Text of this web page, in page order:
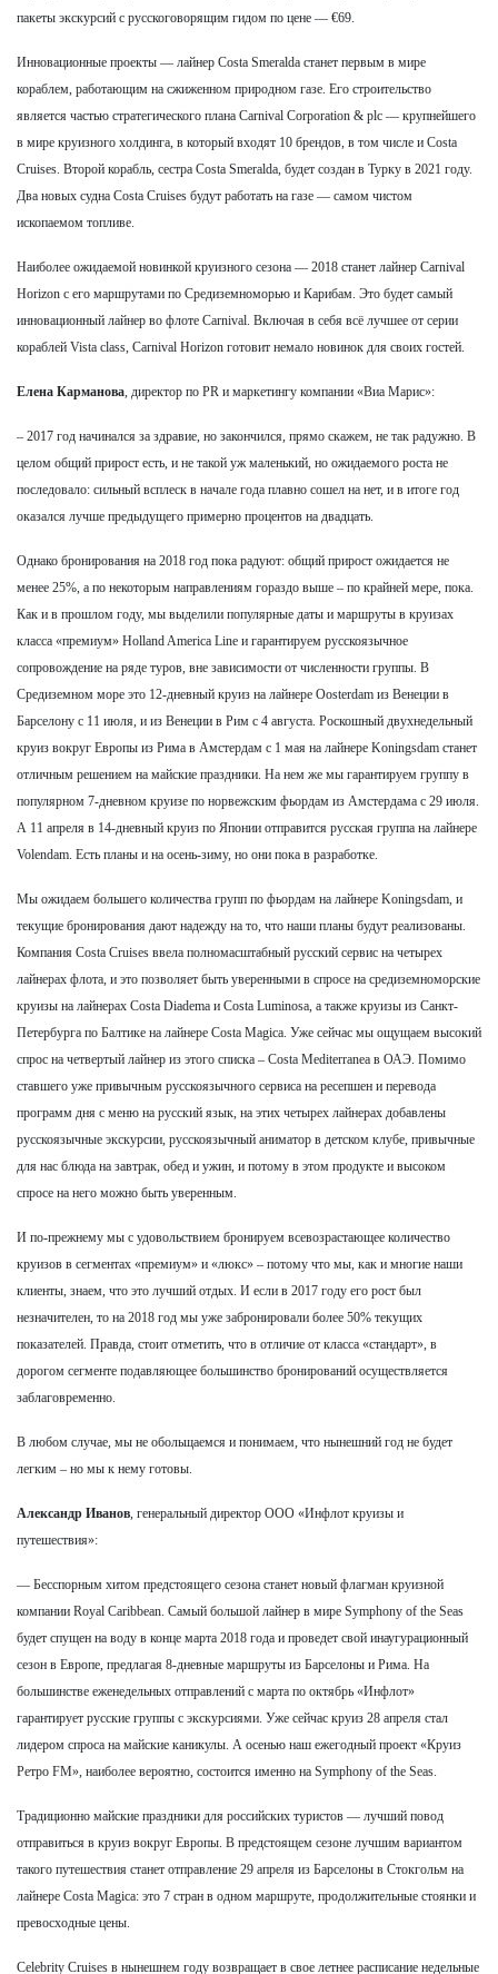
пакеты экскурсий с русскоговорящим гидом по цене — €69.
Инновационные проекты — лайнер Costa Smeralda станет первым в мире
кораблем, работающим на сжиженном природном газе. Его строительство
является частью стратегического плана Carnival Corporation & plc — крупнейшего
в мире круизного холдинга, в который входят 10 брендов, в том числе и Costa
Cruises. Второй корабль, сестра Costa Smeralda, будет создан в Турку в 2021 году.
Два новых судна Costa Cruises будут работать на газе — самом чистом
ископаемом топливе.
Наиболее ожидаемой новинкой круизного сезона — 2018 станет лайнер Carnival
Horizon с его маршрутами по Средиземноморью и Карибам. Это будет самый
инновационный лайнер во флоте Carnival. Включая в себя всё лучшее от серии
кораблей Vista class, Carnival Horizon готовит немало новинок для своих гостей.
Елена Карманова , директор по PR и маркетингу компании «Виа Марис»:
– 2017 год начинался за здравие, но закончился, прямо скажем, не так радужно. В
целом общий прирост есть, и не такой уж маленький, но ожидаемого роста не
последовало: сильный всплеск в начале года плавно сошел на нет, и в итоге год
оказался лучше предыдущего примерно процентов на двадцать.
Однако бронирования на 2018 год пока радуют: общий прирост ожидается не
менее 25%, а по некоторым направлениям гораздо выше – по крайней мере, пока.
Как и в прошлом году, мы выделили популярные даты и маршруты в круизах
класса «премиум» Holland America Line и гарантируем русскоязычное
сопровождение на ряде туров, вне зависимости от численности группы. В
Средиземном море это 12-дневный круиз на лайнере Oosterdam из Венеции в
Барселону с 11 июля, и из Венеции в Рим с 4 августа. Роскошный двухнедельный
круиз вокруг Европы из Рима в Амстердам с 1 мая на лайнере Koningsdam станет
отличным решением на майские праздники. На нем же мы гарантируем группу в
популярном 7-дневном круизе по норвежским фьордам из Амстердама с 29 июля.
А 11 апреля в 14-дневный круиз по Японии отправится русская группа на лайнере
Volendam. Есть планы и на осень-зиму, но они пока в разработке.
Мы ожидаем большего количества групп по фьордам на лайнере Koningsdam, и
текущие бронирования дают надежду на то, что наши планы будут реализованы.
Компания Costa Cruises ввела полномасштабный русский сервис на четырех
лайнерах флота, и это позволяет быть уверенными в спросе на средиземноморские
круизы на лайнерах Costa Diadema и Costa Luminosa, а также круизы из Санкт-
Петербурга по Балтике на лайнере Costa Magica. Уже сейчас мы ощущаем высокий
спрос на четвертый лайнер из этого списка – Costa Mediterranea в ОАЭ. Помимо
ставшего уже привычным русскоязычного сервиса на ресепшен и перевода
программ дня с меню на русский язык, на этих четырех лайнерах добавлены
русскоязычные экскурсии, русскоязычный аниматор в детском клубе, привычные
для нас блюда на завтрак, обед и ужин, и потому в этом продукте и высоком
спросе на него можно быть уверенным.
И по-прежнему мы с удовольствием бронируем всевозрастающее количество
круизов в сегментах «премиум» и «люкс» – потому что мы, как и многие наши
клиенты, знаем, что это лучший отдых. И если в 2017 году его рост был
незначителен, то на 2018 год мы уже забронировали более 50% текущих
показателей. Правда, стоит отметить, что в отличие от класса «стандарт», в
дорогом сегменте подавляющее большинство бронирований осуществляется
заблаговременно.
В любом случае, мы не обольщаемся и понимаем, что нынешний год не будет
легким – но мы к нему готовы.
Александр Иванов , генеральный директор ООО «Инфлот круизы и
путешествия»:
— Бесспорным хитом предстоящего сезона станет новый флагман круизной
компании Royal Caribbean. Самый большой лайнер в мире Symphony of the Seas
будет спущен на воду в конце марта 2018 года и проведет свой инаугурационный
сезон в Европе, предлагая 8-дневные маршруты из Барселоны и Рима. На
большинстве еженедельных отправлений с марта по октябрь «Инфлот»
гарантирует русские группы с экскурсиями. Уже сейчас круиз 28 апреля стал
лидером спроса на майские каникулы. А осенью наш ежегодный проект «Круиз
Ретро FM», наиболее вероятно, состоится именно на Symphony of the Seas.
Традиционно майские праздники для российских туристов — лучший повод
отправиться в круиз вокруг Европы. В предстоящем сезоне лучшим вариантом
такого путешествия станет отправление 29 апреля из Барселоны в Стокгольм на
лайнере Costa Magica: это 7 стран в одном маршруте, продолжительные стоянки и
превосходные цены.
Celebrity Cruises в нынешнем году возвращает в свое летнее расписание недельные